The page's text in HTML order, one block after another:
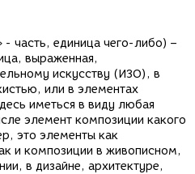
часть, единица чего-либо) –
выраженная,
искусству (ИЗО), в
или в элементах
иметься в виду любая
элемент композиции какого
это элементы как
и композиции в живописном,
в дизайне, архитектуре,